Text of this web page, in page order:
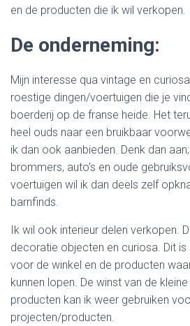
en de producten die ik wil verkopen.
De onderneming:
Mijn interesse qua vintage en
roestige dingen/voertuigen die je
boerderij op de franse heide. Het
heel ouds naar een bruikbaar
ik dan ook aanbieden. Denk dan
brommers, auto’s en oude
voertuigen wil ik dan deels zelf
barnfinds.
Ik wil ook interieur delen verkopen.
decoratie objecten en curiosa. Dit is
voor de winkel en de producten
kunnen lopen. De winst van de
producten kan ik weer gebruiken
projecten/producten.